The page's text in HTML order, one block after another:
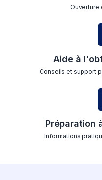
Ouverture
Aide à
Conseils et support
Préparation
Informations